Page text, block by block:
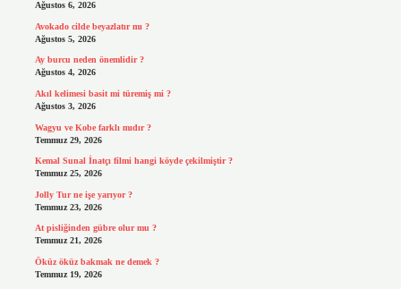
Ağustos 6, 2026
Avokado cilde beyazlatır mı ?
Ağustos 5, 2026
Ay burcu neden önemlidir ?
Ağustos 4, 2026
Akıl kelimesi basit mi türemiş mi ?
Ağustos 3, 2026
Wagyu ve Kobe farklı mıdır ?
Temmuz 29, 2026
Kemal Sunal İnatçı filmi hangi köyde çekilmiştir ?
Temmuz 25, 2026
Jolly Tur ne işe yarıyor ?
Temmuz 23, 2026
At pisliğinden gübre olur mu ?
Temmuz 21, 2026
Öküz öküz bakmak ne demek ?
Temmuz 19, 2026